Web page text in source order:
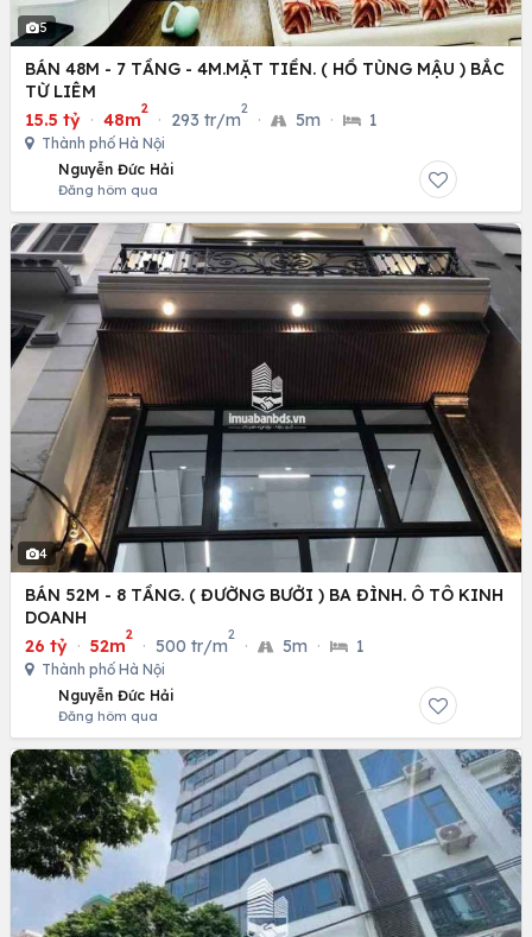
5
BÁN 48M - 7 TẦNG - 4M.MẶT TIỀN. ( HỒ TÙNG MẬU ) BẮC
TỪ LIÊM
15.5 tỷ · 48m
2
· 293 tr/m
2
· 5m · 1
Thành phố Hà Nội
Nguyễn Đức Hải
Đăng hôm qua
4
BÁN 52M - 8 TẦNG. ( ĐƯỜNG BƯỞI ) BA ĐÌNH. Ô TÔ KINH
DOANH
26 tỷ · 52m
2
· 500 tr/m
2
· 5m · 1
Thành phố Hà Nội
Nguyễn Đức Hải
Đăng hôm qua